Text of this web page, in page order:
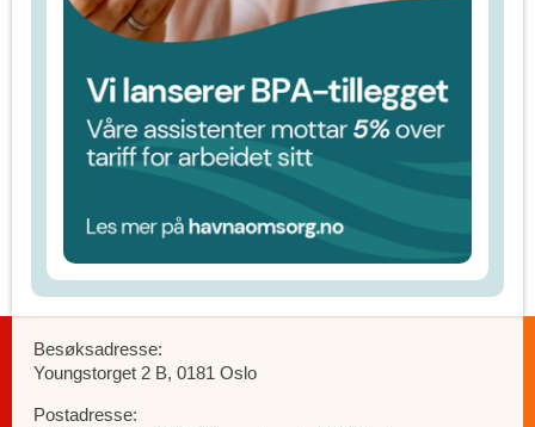
Besøksadresse:
Youngstorget 2 B, 0181 Oslo
Postadresse: